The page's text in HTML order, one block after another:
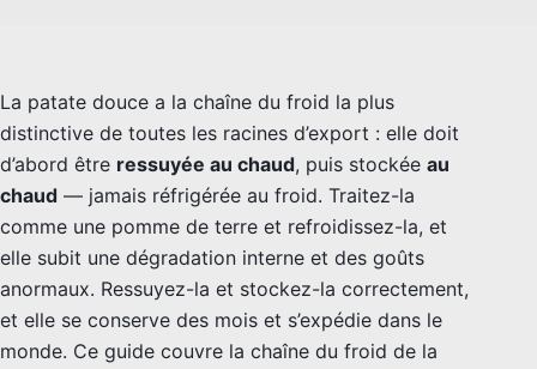
La patate douce a la chaîne du froid la plus
distinctive de toutes les racines d’export : elle doit
d’abord être ressuyée au chaud, puis stockée au
chaud — jamais réfrigérée au froid. Traitez-la
comme une pomme de terre et refroidissez-la, et
elle subit une dégradation interne et des goûts
anormaux. Ressuyez-la et stockez-la correctement,
et elle se conserve des mois et s’expédie dans le
monde. Ce guide couvre la chaîne du froid de la